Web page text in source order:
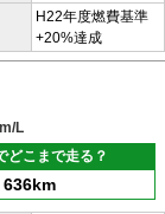
H22年度燃費基準
+20%達成
L
どこまで走る？
636km